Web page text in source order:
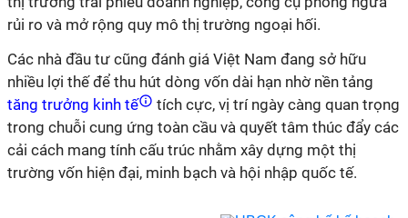
rủi ro và mở rộng quy mô thị trường ngoại hối.
Các nhà đầu tư cũng đánh giá Việt Nam đang sở hữu
nhiều lợi thế để thu hút dòng vốn dài hạn nhờ nền tảng
tăng trưởng kinh tế
tích cực, vị trí ngày càng quan trọng
trong chuỗi cung ứng toàn cầu và quyết tâm thúc đẩy các
cải cách mang tính cấu trúc nhằm xây dựng một thị
trường vốn hiện đại, minh bạch và hội nhập quốc tế.